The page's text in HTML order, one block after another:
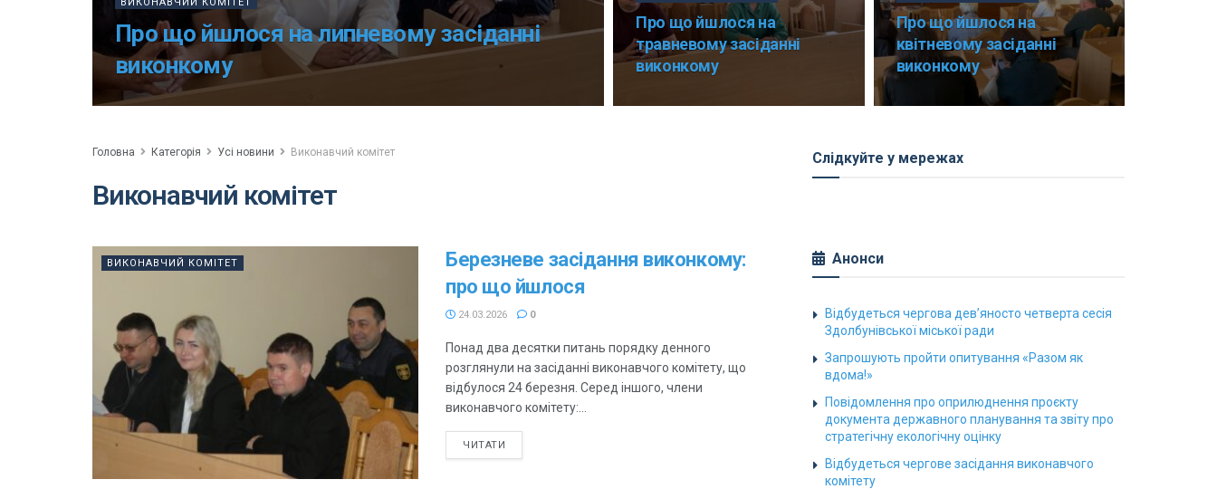
Про що йшлося на липневому засіданні
виконкому
Про що йшлося на
травневому засіданні
виконкому
Про що йшлося на
квітневому засіданні
виконкому
Головна Категорія Усі новини Виконавчий комітет
Виконавчий комітет
ВИКОНАВЧИЙ КОМІТЕТ
Березневе засідання виконкому:
про що йшлося
24.03.2026 0
Понад два десятки питань порядку денного
розглянули на засіданні виконавчого комітету, що
відбулося 24 березня. Серед іншого, члени
виконавчого комітету:...
ЧИТАТИ
Слідкуйте у мережах
Анонси
Відбудеться чергова дев’яносто четверта сесія
Здолбунівської міської ради
Запрошують пройти опитування «Разом як
вдома!»
Повідомлення про оприлюднення проєкту
документа державного планування та звіту про
стратегічну екологічну оцінку
Відбудеться чергове засідання виконавчого
комітету